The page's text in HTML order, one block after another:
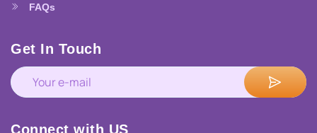
FAQs
Get In Touch
Connect with US